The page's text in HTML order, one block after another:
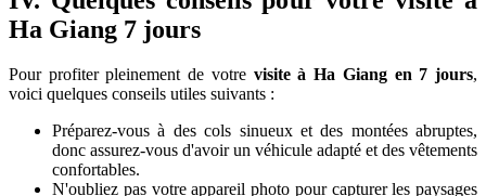
Ha Giang 7 jours
Pour profiter pleinement de votre visite à Ha Giang en 7 jours,
voici quelques conseils utiles suivants :
Préparez-vous à des cols sinueux et des montées abruptes,
donc assurez-vous d'avoir un véhicule adapté et des vêtements
confortables.
N'oubliez pas votre appareil photo pour capturer les paysages